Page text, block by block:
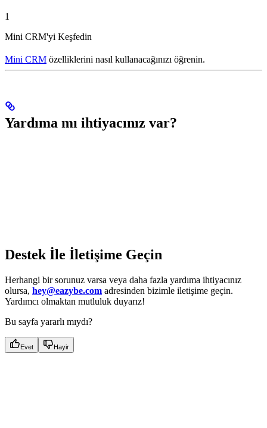
1
Mini CRM'yi Keşfedin
Mini CRM özelliklerini nasıl kullanacağınızı öğrenin.
Yardıma mı ihtiyacınız var?
Destek İle İletişime Geçin
Herhangi bir sorunuz varsa veya daha fazla yardıma ihtiyacınız
olursa, hey@eazybe.com adresinden bizimle iletişime geçin.
Yardımcı olmaktan mutluluk duyarız!
Bu sayfa yararlı mıydı?
Evet Hayir